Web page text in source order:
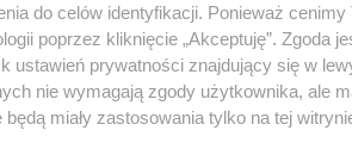
do celów identyfikacji. Ponieważ
poprzez kliknięcie „Akceptuję”. Zgoda
ustawień prywatności znajdujący się w
nie wymagają zgody użytkownika, ale
miały zastosowania tylko na tej